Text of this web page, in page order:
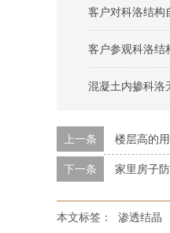
客户对科洛结构
客户参观科洛结
混凝土内掺科洛
上一条 楼层高的
下一条 家里房子
本文标签： 渗透结晶